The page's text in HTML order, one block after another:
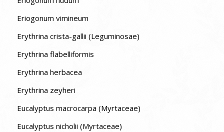
Eriogonum vimineum
Erythrina crista-gallii (Leguminosae)
Erythrina flabelliformis
Erythrina herbacea
Erythrina zeyheri
Eucalyptus macrocarpa (Myrtaceae)
Eucalyptus nicholii (Myrtaceae)